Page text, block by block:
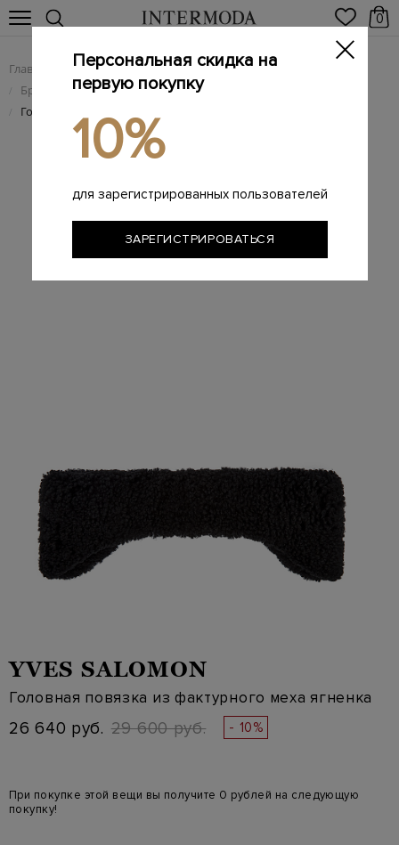
0
Главная Женщинам / Брендовые женские аксессуары
/ Брендовые женские головные уборы
/ Головная повязка из фактурного меха ягненка
YVES SALOMON
Головная повязка из фактурного меха ягненка
26 640 руб. 29 600 руб. - 10%
При покупке этой вещи вы получите 0 рублей на следующую
покупку!
Персональная скидка на
первую покупку
10%
для зарегистрированных пользователей
ЗАРЕГИСТРИРОВАТЬСЯ